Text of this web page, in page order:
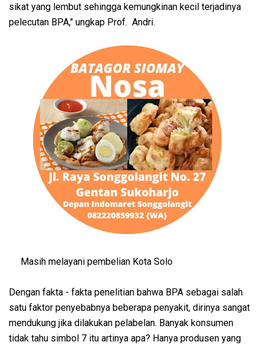
sikat yang lembut sehingga kemungkinan kecil terjadinya
pelecutan BPA," ungkap Prof. Andri.
Masih melayani pembelian Kota Solo
Dengan fakta - fakta penelitian bahwa BPA sebagai salah
satu faktor penyebabnya beberapa penyakit, dirinya sangat
mendukung jika dilakukan pelabelan. Banyak konsumen
tidak tahu simbol 7 itu artinya apa? Hanya produsen yang